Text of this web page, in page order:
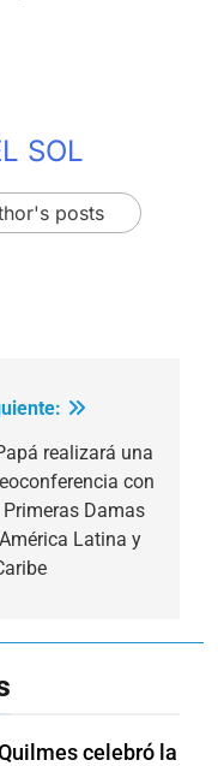
SOL
posts
realizará una
con
Primeras Damas
Latina y
celebró la